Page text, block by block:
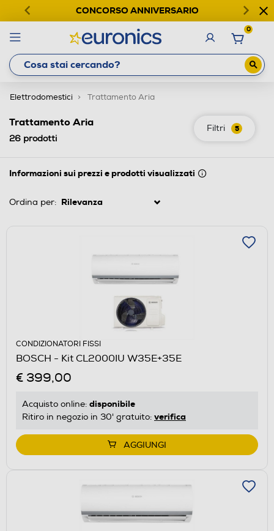
CONCORSO ANNIVERSARIO
0
Elettrodomestici Trattamento Aria
Filtri 5
Trattamento Aria
26 prodotti
Informazioni sui prezzi e prodotti visualizzati
Ordina per:
CONDIZIONATORI FISSI
BOSCH - Kit CL2000IU W35E+35E
€ 399,00
Acquisto online: disponibile
Ritiro in negozio in 30' gratuito: verifica
AGGIUNGI